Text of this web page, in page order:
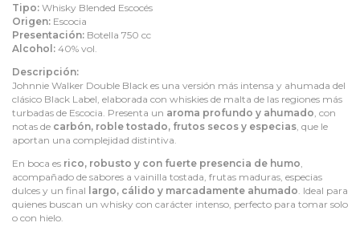
Tipo: Whisky Blended Escocés
Origen: Escocia
Presentación: Botella 750 cc
Alcohol: 40% vol.
Descripción:
Johnnie Walker Double Black es una versión más intensa y ahumada del
clásico Black Label, elaborada con whiskies de malta de las regiones más
turbadas de Escocia. Presenta un aroma profundo y ahumado , con
notas de carbón, roble tostado, frutos secos y especias , que le
aportan una complejidad distintiva.
En boca es rico, robusto y con fuerte presencia de humo
acompañado de sabores a vainilla tostada, frutas maduras, especias
dulces y un final largo, cálido y marcadamente ahumado . Ideal para
quienes buscan un whisky con carácter intenso, perfecto para tomar solo
o con hielo.